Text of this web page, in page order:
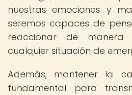
nuestras emociones y
seremos capaces de
reaccionar de manera
cualquier situación de
Además, mantener la
fundamental para